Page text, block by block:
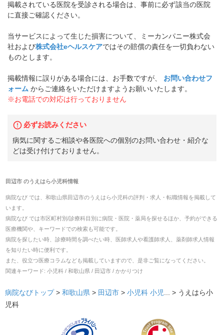
掲載されている医院を受診される場合は、事前に必ず該当の医院
に直接ご確認ください。
当サービスによって生じた損害について、ミーカンパニー株式会
社および株式会社eヘルスケアではその賠償の責任を一切負わない
ものとします。
掲載情報に誤りがある場合には、お手数ですが、
お問い合わせフ
ォーム からご連絡をいただけますようお願いいたします。
※お電話での対応は行っておりません
必ずお読みください
病気に関するご相談や各医院への個別のお問い合わせ・紹介な
どは受け付けておりません。
田辺市のうえはら小児科情報
病院なび では、 和歌山県田辺市のうえはら小児科の評判・求人・転職情報を掲載して
います。
病院なび では市区町村別/診療科目別に病院・医院・薬局を探せるほか、予約ができる
医療機関や、キーワードでの検索も可能です。
病院を探したい時、診療時間を調べたい時、医師求人や看護師求人、薬剤師求人情報
を知りたい時に便利です。
また、役立つ医療コラムなども掲載していますので、是非ご覧になってください。
関連キーワード: 小児科 / 和歌山県 / 田辺市 / かかりつけ
病院なびトップ > 和歌山県 > 田辺市 > 小児科 小児 ... > うえはら小
児科